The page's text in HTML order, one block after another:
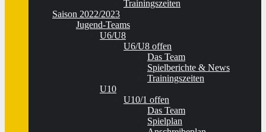
Trainingszeiten
Saison 2022/2023
Jugend-Teams
U6/U8
U6/U8 offen
Das Team
Spielberichte & News
Trainingszeiten
U10
U10/1 offen
Das Team
Spielplan